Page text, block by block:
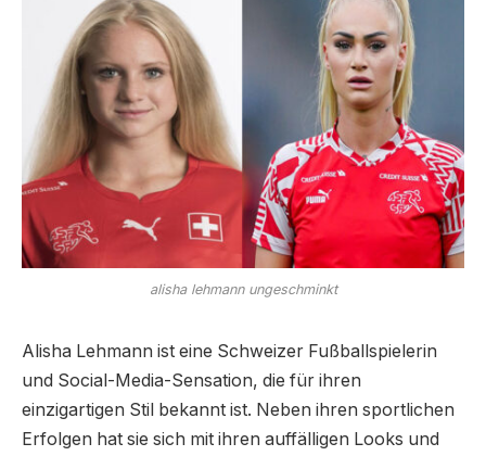
alisha lehmann ungeschminkt
Alisha Lehmann ist eine Schweizer Fußballspielerin
und Social-Media-Sensation, die für ihren
einzigartigen Stil bekannt ist. Neben ihren sportlichen
Erfolgen hat sie sich mit ihren auffälligen Looks und